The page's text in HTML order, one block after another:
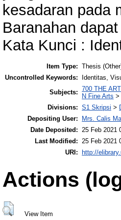
kesadaran pada
Baranahan
Kata Kunci :
Item Type: Thesis
Uncontrolled Keywords:
Identitas,
Subjects: 700 THE
N Fine Arts >
Divisions: S1 Skripsi >
Depositing User:
Mrs. Calis
Date Deposited: 25 Feb 2021
Last Modified: 25 Feb 2021
URI:
http://
Actions
View Item